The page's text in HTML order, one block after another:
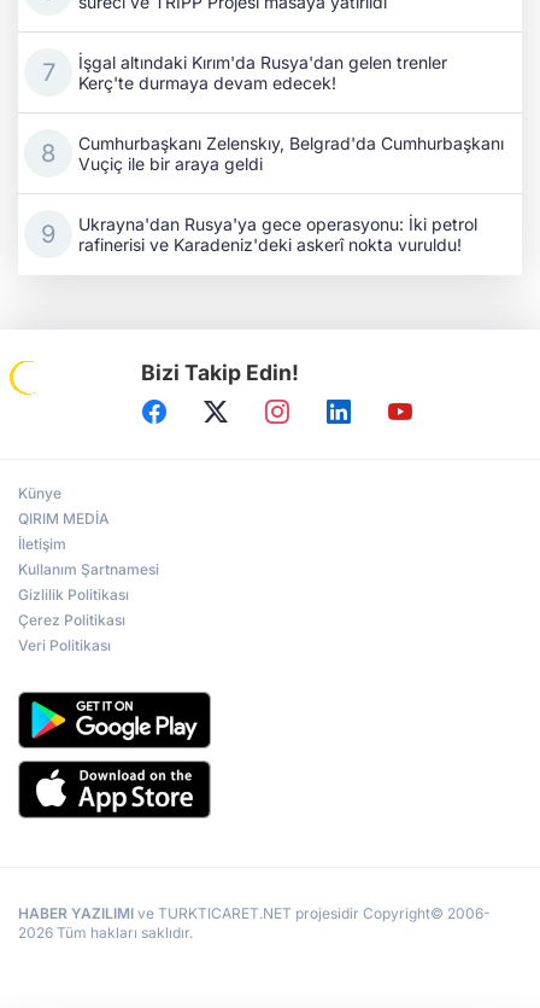
İşgal altındaki Kırım'da Rusya'dan gelen trenler
Kerç'te durmaya devam edecek!
Cumhurbaşkanı Zelenskıy, Belgrad'da Cumhurbaşkanı
Vuçiç ile bir araya geldi
Ukrayna'dan Rusya'ya gece operasyonu: İki petrol
rafinerisi ve Karadeniz'deki askerî nokta vuruldu!
Bizi Takip Edin!
Künye
QIRIM MEDİA
İletişim
Kullanım Şartnamesi
Gizlilik Politikası
Çerez Politikası
Veri Politikası
HABER YAZILIMI ve TURKTICARET.NET projesidir Copyright© 2006-
2026 Tüm hakları saklıdır.